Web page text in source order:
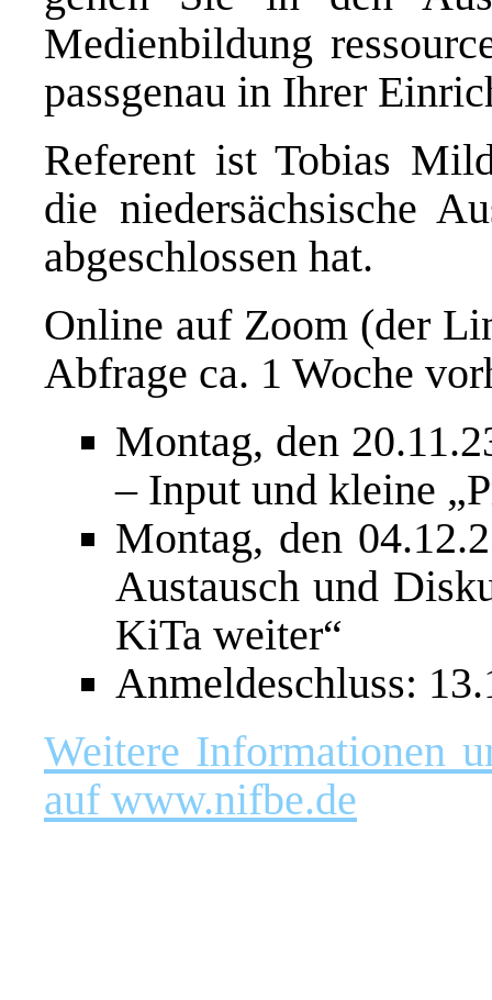
Medienbildung
passgenau in Ihrer
Referent ist Tobias
die niedersächsische
abgeschlossen hat.
Online auf Zoom (der
Abfrage ca. 1 Woche
Montag, den
– Input und kleine
Montag, den
Austausch und
KiTa weiter“
Anmeldeschluss:
Weitere Informationen
auf www.nifbe.de